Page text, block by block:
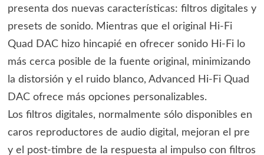
presenta dos nuevas características: filtros digitales y
presets de sonido. Mientras que el original Hi-Fi
Quad DAC hizo hincapié en ofrecer sonido Hi-Fi lo
más cerca posible de la fuente original, minimizando
la distorsión y el ruido blanco, Advanced Hi-Fi Quad
DAC ofrece más opciones personalizables.
Los filtros digitales, normalmente sólo disponibles en
caros reproductores de audio digital, mejoran el pre
y el post-timbre de la respuesta al impulso con filtros